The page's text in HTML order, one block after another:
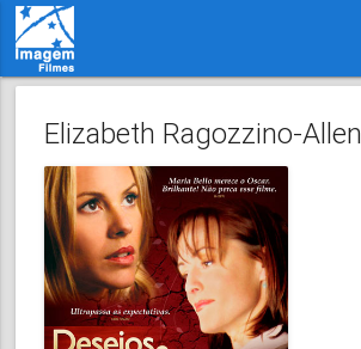
Elizabeth Ragozzino-Allen